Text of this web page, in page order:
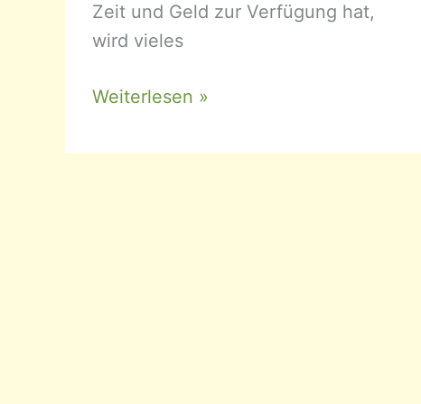
Zeit und Geld zur Verfügung hat,
wird vieles
Aquarium
wenig
Weiterlesen »